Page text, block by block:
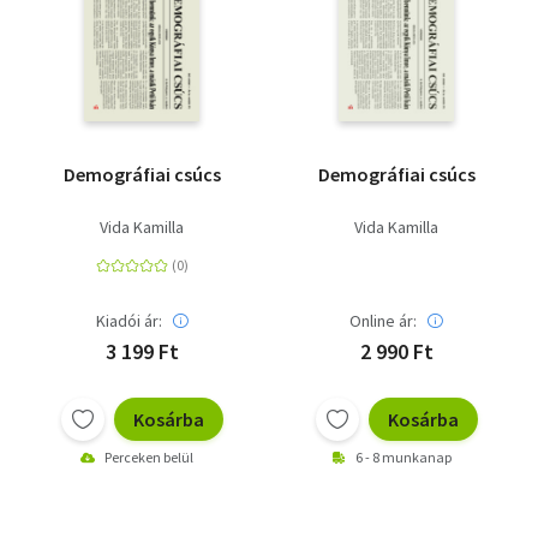
Demográfiai csúcs
Vida Kamilla
Kiadói ár:
3 199 Ft
Kosárba
Perceken belül
Demográfiai csúcs
Vida Kamilla
Online ár:
2 990 Ft
Kosárba
6 - 8 munkanap